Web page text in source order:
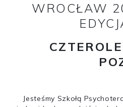
WROCŁAW
Jesteśmy Szkołą